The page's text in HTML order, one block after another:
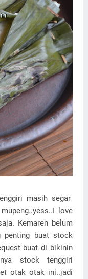
masih segar
love
Kemaren belum
penting buat stock
buat di bikinin
stock tenggiri
otak otak ini..jadi